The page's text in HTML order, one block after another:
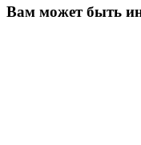
Вам может быть